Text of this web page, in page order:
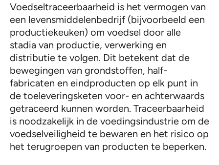
Voedseltraceerbaarheid is het vermogen van
een levensmiddelenbedrijf (bijvoorbeeld een
productiekeuken) om voedsel door alle
stadia van productie, verwerking en
distributie te volgen. Dit betekent dat de
bewegingen van grondstoffen, half-
fabricaten en eindproducten op elk punt in
de toeleveringsketen voor- en achterwaards
getraceerd kunnen worden. Traceerbaarheid
is noodzakelijk in de voedingsindustrie om de
voedselveiligheid te bewaren en het risico op
het terugroepen van producten te beperken.